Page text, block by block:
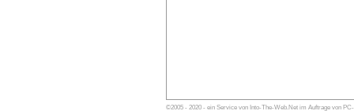
©2005 - 2020 - ein Service von Into-The-Web.Net im Auftrage von